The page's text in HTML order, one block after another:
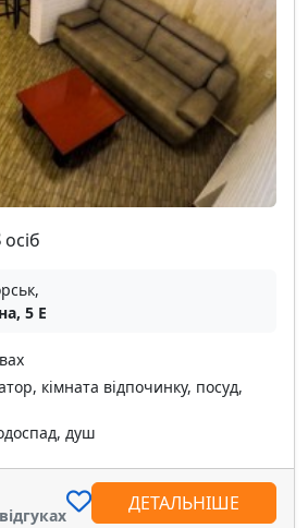
осіб
5 Е
кімната відпочинку, посуд,
душ
ДЕТАЛЬНІШЕ